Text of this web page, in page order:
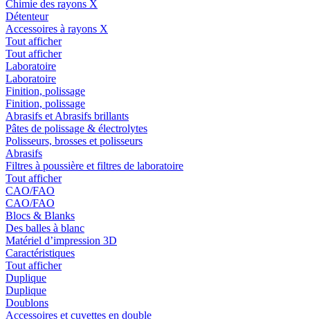
Chimie des rayons X
Détenteur
Accessoires à rayons X
Tout afficher
Tout afficher
Laboratoire
Laboratoire
Finition, polissage
Finition, polissage
Abrasifs et Abrasifs brillants
Pâtes de polissage & électrolytes
Polisseurs, brosses et polisseurs
Abrasifs
Filtres à poussière et filtres de laboratoire
Tout afficher
CAO/FAO
CAO/FAO
Blocs & Blanks
Des balles à blanc
Matériel d’impression 3D
Caractéristiques
Tout afficher
Duplique
Duplique
Doublons
Accessoires et cuvettes en double